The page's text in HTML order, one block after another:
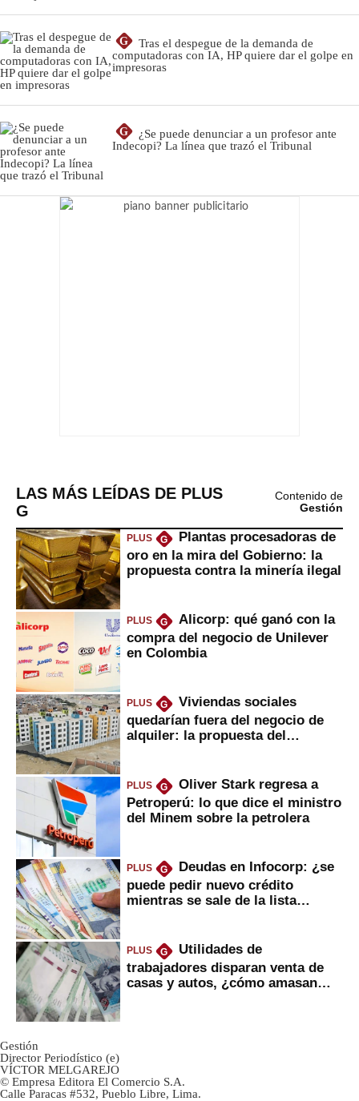
G
Tras el despegue de la demanda de
computadoras con IA, HP quiere dar el golpe en
impresoras
G
¿Se puede denunciar a un profesor ante
Indecopi? La línea que trazó el Tribunal
LAS MÁS LEÍDAS DE PLUS
G
Contenido de
Gestión
PLUS G
Plantas procesadoras de
oro en la mira del Gobierno: la
propuesta contra la minería ilegal
PLUS G
Alicorp: qué ganó con la
compra del negocio de Unilever
en Colombia
PLUS G
Viviendas sociales
quedarían fuera del negocio de
alquiler: la propuesta del
PLUS G
Oliver Stark regresa a
Petroperú: lo que dice el ministro
del Minem sobre la petrolera
PLUS G
Deudas en Infocorp: ¿se
puede pedir nuevo crédito
mientras se sale de la lista
PLUS G
Utilidades de
trabajadores disparan venta de
casas y autos, ¿cómo amasan
Gestión
Director Periodístico (e)
VÍCTOR MELGAREJO
© Empresa Editora El Comercio S.A.
Calle Paracas #532, Pueblo Libre, Lima.